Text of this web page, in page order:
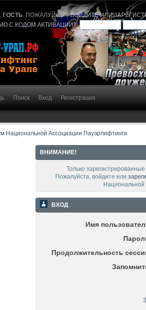
ГОСТЬ . ПОЖАЛУЙСТА,ВОЙДИТЕИЛИ
С КОДОМ АКТИВАЦИИ?
Поиск Вход Регистрация
Национальной Ассоциации Пауэрлифтинга
ВНИМАНИЕ!
Только
Пожалуйста, войдите или
Национальной
ВХОД
Имя
Продолжительность